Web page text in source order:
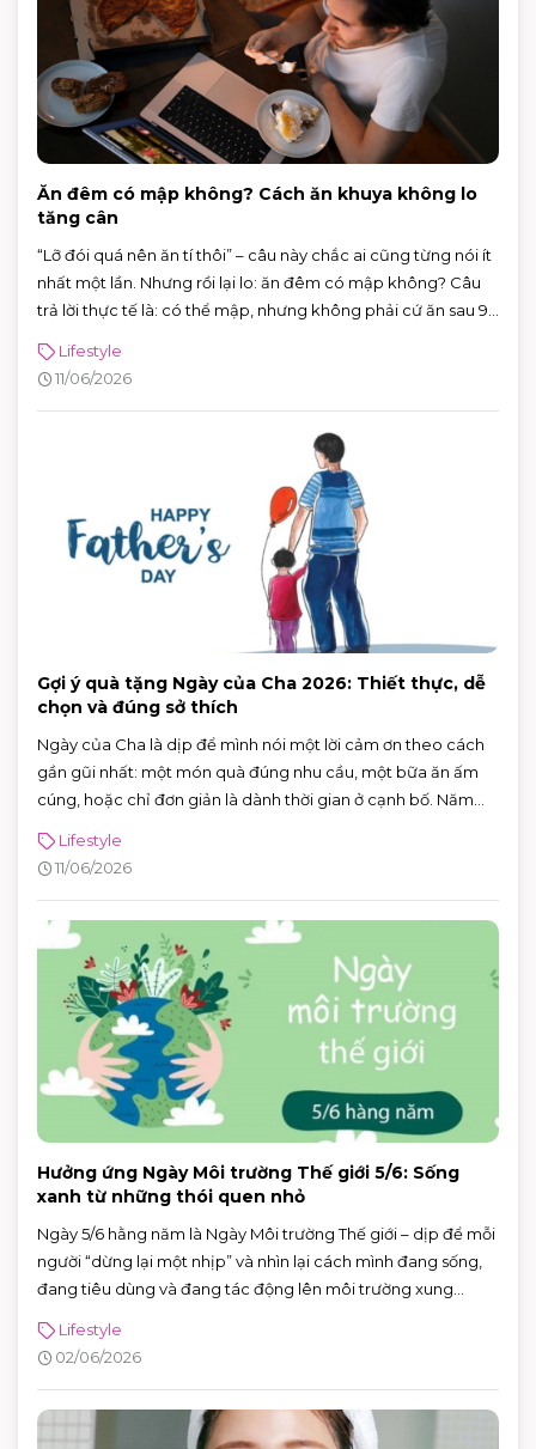
Ăn đêm có mập không? Cách ăn khuya không lo
tăng cân
“Lỡ đói quá nên ăn tí thôi” – câu này chắc ai cũng từng nói ít
nhất một lần. Nhưng rồi lại lo: ăn đêm có mập không? Câu
trả lời thực tế là: có thể mập, nhưng không phải cứ ăn sau 9
Lifestyle
11/06/2026
Gợi ý quà tặng Ngày của Cha 2026: Thiết thực, dễ
chọn và đúng sở thích
Ngày của Cha là dịp để mình nói một lời cảm ơn theo cách
gần gũi nhất: một món quà đúng nhu cầu, một bữa ăn ấm
cúng, hoặc chỉ đơn giản là dành thời gian ở cạnh bố. Năm
thứ ba của tháng 6) — rất tiện để cả nhà lên lịch đi chơi, mua
sắm và ăn uống trong một buổi.
Lifestyle
11/06/2026
Hưởng ứng Ngày Môi trường Thế giới 5/6: Sống
xanh từ những thói quen nhỏ
Ngày 5/6 hằng năm là Ngày Môi trường Thế giới – dịp để mỗi
người “dừng lại một nhịp” và nhìn lại cách mình đang sống,
đang tiêu dùng và đang tác động lên môi trường xung
đến hành động vì khí hậu, với sự kiện toàn cầu được tổ chức
tại Azerbaijan.
Lifestyle
02/06/2026